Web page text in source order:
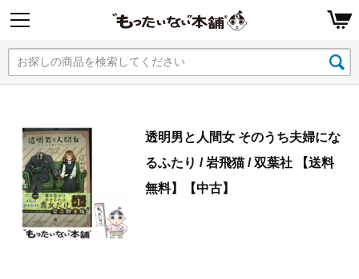
透明男と人間女 そのうち夫婦にな
るふたり / 岩飛猫 / 双葉社 【送料
無料】【中古】